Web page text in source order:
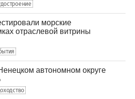
морские
отраслевой витрины
автономном округе